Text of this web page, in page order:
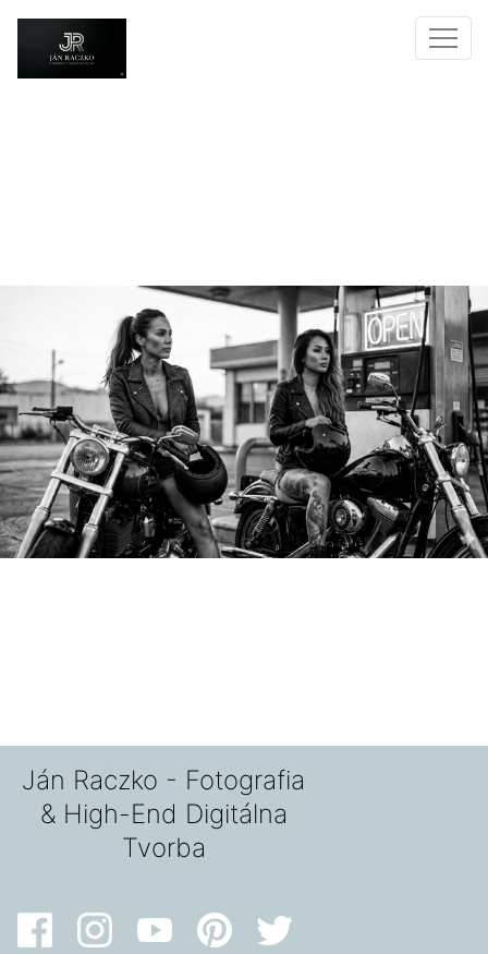
Ján Raczko - Fotografia
& High-End Digitálna
Tvorba